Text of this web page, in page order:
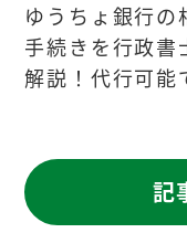
ゆうちょ銀行の
手続きを行政書
解説！代行可能
記